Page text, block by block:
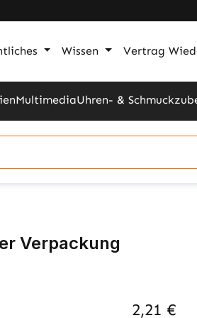
Wissen Vertrag
MultimediaUhren- &
Verpackung
2,21 €